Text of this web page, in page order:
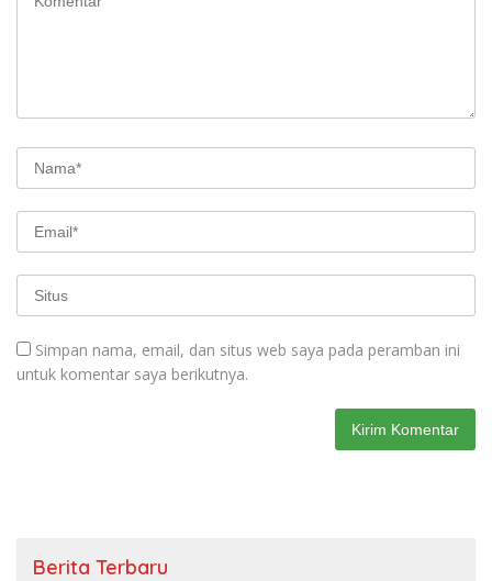
Simpan nama, email, dan situs web saya pada peramban ini
untuk komentar saya berikutnya.
Berita Terbaru